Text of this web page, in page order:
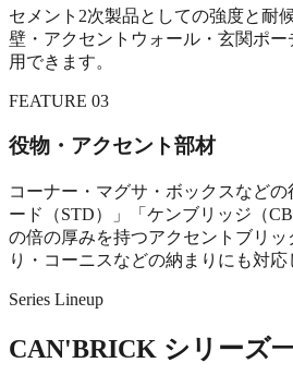
セメント2次製品としての強度と耐
壁・アクセントウォール・玄関ポ
用できます。
FEATURE 03
役物・アクセント部材
コーナー・マグサ・ボックスなど
ード（STD）」「ケンブリッジ（
の倍の厚みを持つアクセントブリッ
り・コーニスなどの納まりにも対応
Series Lineup
CAN'BRICK シリーズ